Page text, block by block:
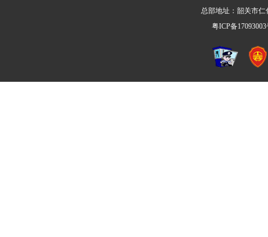
总部地址：韶关市仁
粤ICP备17093003